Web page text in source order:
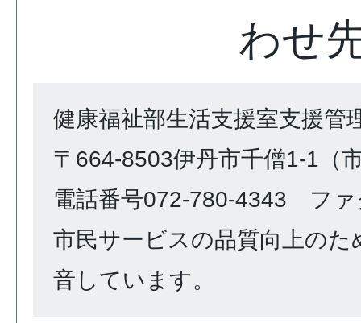
わせ
健康福祉部生活支援室支援管
〒664-8503伊丹市千僧1-1（
電話番号072-780-4343 ファ
市民サービスの品質向上のた
音しています。